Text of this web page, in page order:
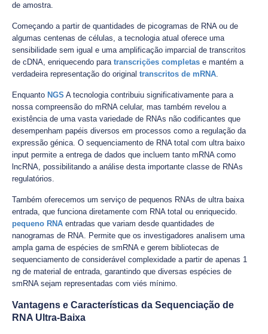
de amostra.
Começando a partir de quantidades de picogramas de RNA ou de
algumas centenas de células, a tecnologia atual oferece uma
sensibilidade sem igual e uma amplificação imparcial de transcritos
de cDNA, enriquecendo para transcrições completas e mantém a
verdadeira representação do original transcritos de mRNA.
Enquanto NGS A tecnologia contribuiu significativamente para a
nossa compreensão do mRNA celular, mas também revelou a
existência de uma vasta variedade de RNAs não codificantes que
desempenham papéis diversos em processos como a regulação da
expressão génica. O sequenciamento de RNA total com ultra baixo
input permite a entrega de dados que incluem tanto mRNA como
lncRNA, possibilitando a análise desta importante classe de RNAs
regulatórios.
Também oferecemos um serviço de pequenos RNAs de ultra baixa
entrada, que funciona diretamente com RNA total ou enriquecido.
pequeno RNA entradas que variam desde quantidades de
nanogramas de RNA. Permite que os investigadores analisem uma
ampla gama de espécies de smRNA e gerem bibliotecas de
sequenciamento de considerável complexidade a partir de apenas 1
ng de material de entrada, garantindo que diversas espécies de
smRNA sejam representadas com viés mínimo.
Vantagens e Características da Sequenciação de
RNA Ultra-Baixa